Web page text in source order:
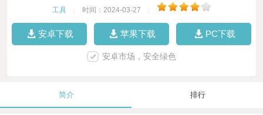
工具 时间：2024-03-27
安卓下载 苹果下载 PC下载
安卓市场，安全绿色
简介 排行